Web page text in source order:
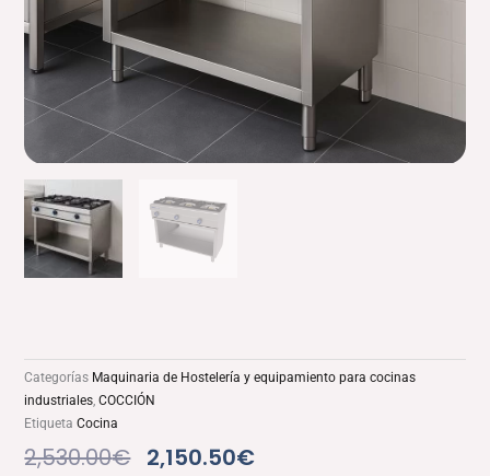
Categorías Maquinaria de Hostelería y equipamiento para cocinas
industriales,COCCIÓN
Etiqueta Cocina
2,530.00€ El
2,150.50€El